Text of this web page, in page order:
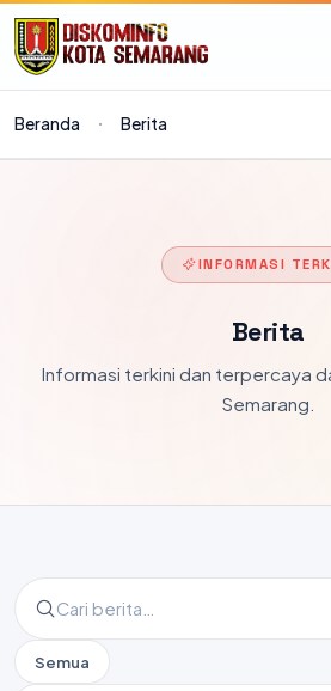
Beranda Berita
INFORMASI
Berita
Informasi terkini dan terpercaya
Semarang.
Semua